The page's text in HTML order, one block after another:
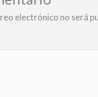
electrónico no será